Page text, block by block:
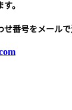
。
番号をメールで